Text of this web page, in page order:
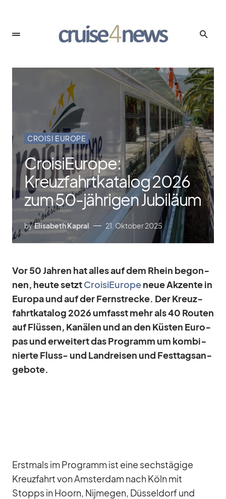
CROISI EUROPE
CroisiEurope:
Kreuzfahrtkatalog 2026
zum 50-jährigen Jubiläum
byElisabeth Kapral 21. Oktober 2025
Vor 50 Jah­ren hat al­les auf dem Rhein be­gon­
nen, heute setztCroi­si­Eu­ropeneue Ak­zente in
Eu­ropa und auf der Fern­stre­cke. Der Kreuz­
fahrt­ka­ta­log 2026 um­fasst mehr als 40 Rou­ten
auf Flüs­sen, Ka­nä­len und an den Küs­ten Eu­ro­
pas und er­wei­tert das Pro­gramm um kom­bi­
nierte Fluss- und Land­rei­sen und Fest­tags­an­
ge­bote.
Erst­mals im Pro­gramm ist eine sechs­tä­gige
Kreuz­fahrt von Ams­ter­dam nach Köln mit
Stopps in Ho­orn, Nij­me­gen, Düs­sel­dorf und